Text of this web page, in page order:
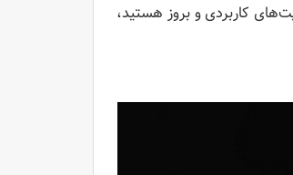
کاربردی و بروز هستید،